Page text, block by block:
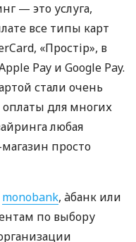
— это услуга,
все типы карт
«Простір», в
Pay и Google Pay.
стали очень
для многих
любая
просто
monobank, àбанк или
по выбору